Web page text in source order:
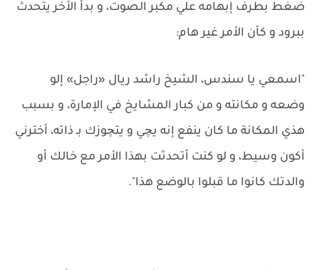
ضغط بطرف إبهامه علي مكبر الصوت، و بدأ الأخر يتحدث
ببرود و كأن الأمر غير هام:
"اسمعي يا سندس، الشيخ راشد ريال «راجل» إلو
وضعه و مكانته و من كبار المشايخ في الإمارة، و بسبب
هذي المكانة ما كان ينفع إنه يچي و يتچوزك بـ ذاته، أخترني
أكون وسيط، و لو كنت أتحدثت بهذا الأمر مع خالك أو
والدتك كانوا ما قبلوا بالوضع هذا".